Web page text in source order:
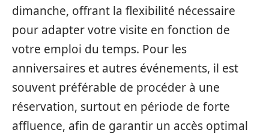
dimanche, offrant la flexibilité nécessaire
pour adapter votre visite en fonction de
votre emploi du temps. Pour les
anniversaires et autres événements, il est
souvent préférable de procéder à une
réservation, surtout en période de forte
affluence, afin de garantir un accès optimal